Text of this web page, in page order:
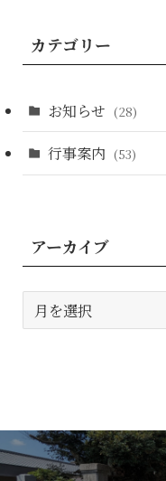
カテゴリー
お知らせ (28)
行事案内 (53)
アーカイブ
ー